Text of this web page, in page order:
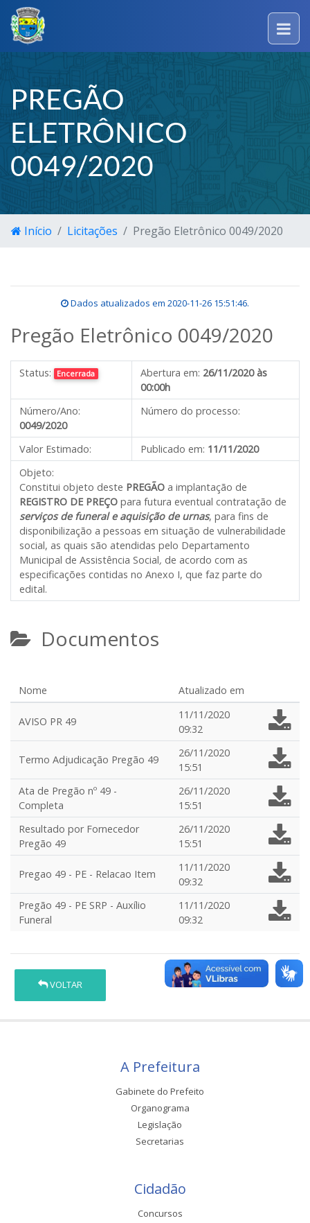
PREGÃO
ELETRÔNICO
0049/2020
Início Licitações Pregão Eletrônico 0049/2020
Dados atualizados em 2020-11-26 15:51:46.
Pregão Eletrônico 0049/2020
Status: Encerrada Abertura em: 26/11/2020 às
00:00h
Número/Ano:
0049/2020
Número do processo:
Valor Estimado: Publicado em: 11/11/2020
Objeto:
Constitui objeto deste PREGÃO a implantação de
REGISTRO DE PREÇO para futura eventual contratação de
serviços de funeral e aquisição de urnas, para fins de
disponibilização a pessoas em situação de vulnerabilidade
social, as quais são atendidas pelo Departamento
Municipal de Assistência Social, de acordo com as
especificações contidas no Anexo I, que faz parte do
edital.
Documentos
Nome Atualizado em
AVISO PR 49
11/11/2020
09:32
Termo Adjudicação Pregão 49
26/11/2020
15:51
Ata de Pregão nº 49 -
Completa
26/11/2020
15:51
Resultado por Fornecedor
Pregão 49
26/11/2020
15:51
Pregao 49 - PE - Relacao Item
11/11/2020
09:32
Pregão 49 - PE SRP - Auxílio
Funeral
11/11/2020
09:32
VOLTAR
A Prefeitura
Gabinete do Prefeito
Organograma
Legislação
Secretarias
Cidadão
Concursos